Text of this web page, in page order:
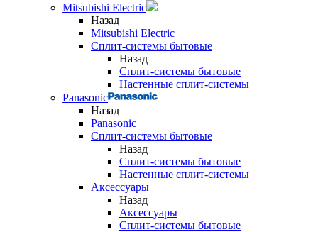
Mitsubishi Electric
Назад
Mitsubishi Electric
Сплит-системы бытовые
Назад
Сплит-системы бытовые
Настенные сплит-системы
Panasonic
Назад
Panasonic
Сплит-системы бытовые
Назад
Сплит-системы бытовые
Настенные сплит-системы
Аксессуары
Назад
Аксессуары
Сплит-системы бытовые